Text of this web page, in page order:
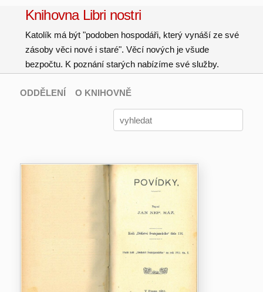
Knihovna Libri nostri
Katolík má být "podoben hospodáři, který vynáší ze své
zásoby věci nové i staré". Věcí nových je všude
bezpočtu. K poznání starých nabízíme své služby.
ODDĚLENÍ O KNIHOVNĚ